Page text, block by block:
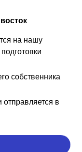
на нашу
собственника
отправляется в